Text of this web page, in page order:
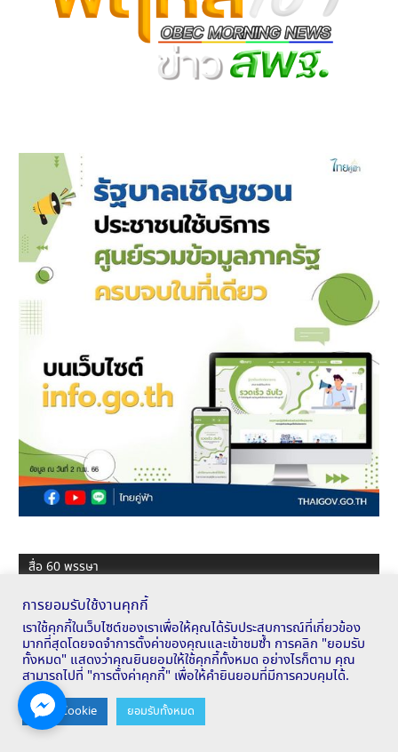
สื่อ 60 พรรษา
การยอมรับใช้งานคุกกี้
เราใช้คุกกี้ในเว็บไซต์ของเราเพื่อให้คุณได้รับประสบการณ์ที่เกี่ยวข้อง
มากที่สุดโดยจดจำการตั้งค่าของคุณและเข้าชมซ้ำ การคลิก "ยอมรับ
ทั้งหมด" แสดงว่าคุณยินยอมให้ใช้คุกกี้ทั้งหมด อย่างไรก็ตาม คุณ
สามารถไปที่ "การตั้งค่าคุกกี้" เพื่อให้คำยินยอมที่มีการควบคุมได้.
ตั้งค่า Cookie ยอมรับทั้งหมด